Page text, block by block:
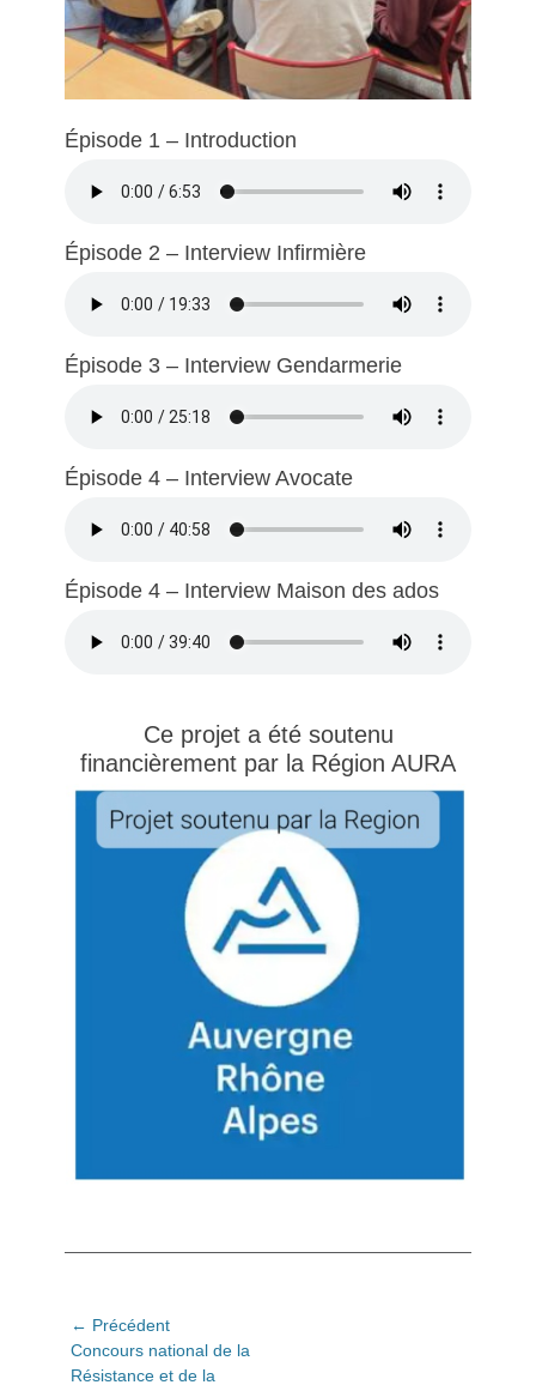
Épisode 1 – Introduction
Épisode 2 – Interview Infirmière
Épisode 3 – Interview Gendarmerie
Épisode 4 – Interview Avocate
Épisode 4 – Interview Maison des ados
Ce projet a été soutenu
financièrement par la Région AURA
Navigation
de
← Précédent
Article
précédent:
Concours national de la
Résistance et de la